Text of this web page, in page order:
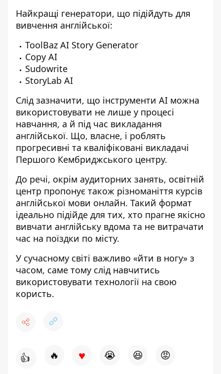
Найкращі генератори, що підійдуть для
вивчення англійської:
ToolBaz AI Story Generator
Copy AI
Sudowrite
StoryLab AI
Слід зазначити, що інструменти АІ можна
використовувати не лише у процесі
навчання, а й під час викладання
англійської. Що, власне, і роблять
прогресивні та кваліфіковані викладачі
Першого Кембриджського центру.
До речі, окрім аудиторних занять, освітній
центр пропонує також різноманіття курсів
англійської мови онлайн. Такий формат
ідеально підійде для тих, хто прагне якісно
вивчати англійську вдома та не витрачати
час на поїздки по місту.
У сучасному світі важливо «йти в ногу» з
часом, саме тому слід навчитись
використовувати технології на свою
користь.
👍 🔥 ♥ 😭 😆 😡